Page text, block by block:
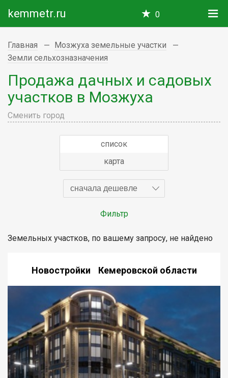
kemmetr.ru 0
Главная
Мозжуха земельные участки
Земли сельхозназначения
Продажа дачных и садовых
участков в Мозжуха
Сменить город
список
карта
сначала дешевле
Фильтр
Земельных участков, по вашему запросу, не найдено
Новостройки Кемеровской области